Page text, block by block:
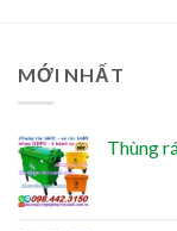
MỚI NHẤT
Thùng